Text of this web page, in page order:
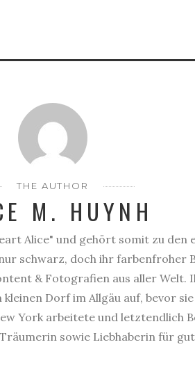
THE AUTHOR
M. HUYNH
Alice" und gehört somit zu den
schwarz, doch ihr farbenfroher
& Fotografien aus aller Welt.
Dorf im Allgäu auf, bevor
York arbeitete und letztendlich
sowie Liebhaberin für